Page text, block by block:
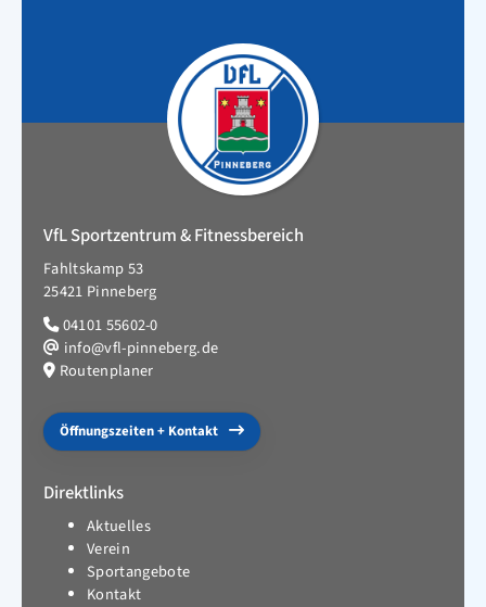
VfL Sportzentrum & Fitnessbereich
Fahltskamp 53
25421 Pinneberg
04101 55602-0
info@vfl-pinneberg.de
Routenplaner
Öffnungszeiten + Kontakt
Direktlinks
Aktuelles
Verein
Sportangebote
Kontakt